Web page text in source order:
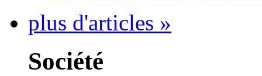
plus d'articles »
Société